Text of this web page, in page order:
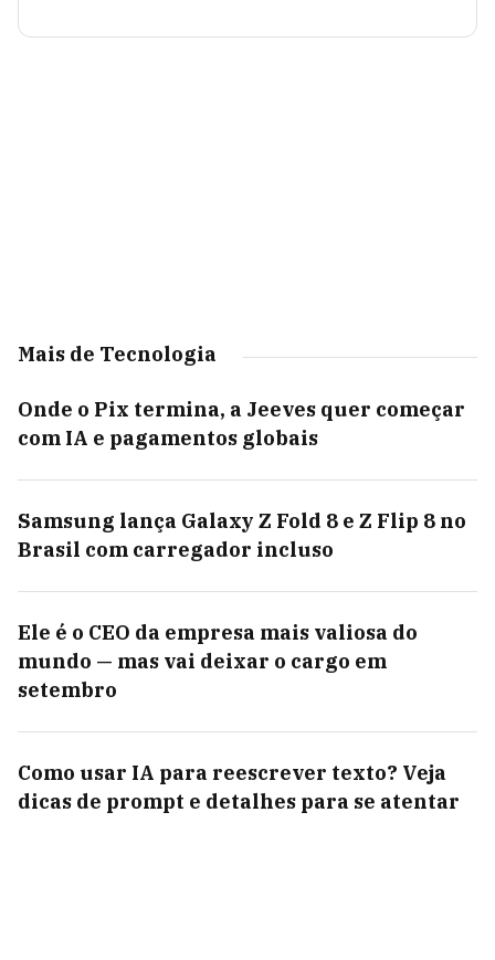
Mais de Tecnologia
Onde o Pix termina, a Jeeves quer começar
com IA e pagamentos globais
Samsung lança Galaxy Z Fold 8 e Z Flip 8 no
Brasil com carregador incluso
Ele é o CEO da empresa mais valiosa do
mundo — mas vai deixar o cargo em
setembro
Como usar IA para reescrever texto? Veja
dicas de prompt e detalhes para se atentar